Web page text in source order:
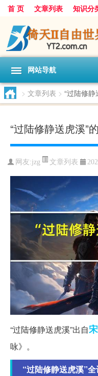
首 页 文章列表 知识分
网站导航
> 文章列表 > “过陆修静
“过陆修静送虎溪”
网友:jzg 文章列表
“过陆修静送虎溪”出自
咏》。
“过陆修静送虎溪”